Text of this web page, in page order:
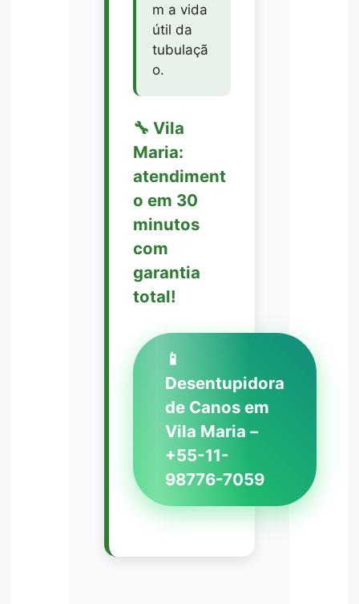
m a vida
útil da
tubulaçã
o.
🔧 Vila
Maria:
atendiment
o em 30
minutos
com
garantia
total!
📱
Desentupidora
de Canos em
Vila Maria –
+55-11-
98776-7059